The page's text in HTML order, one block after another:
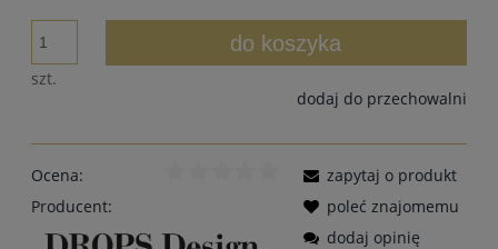
30 dni,
sprzedaży.
szt.
do koszyka
dodaj do przechowalni
Ocena:
Producent:
zapytaj o produkt
poleć znajomemu
dodaj opinię